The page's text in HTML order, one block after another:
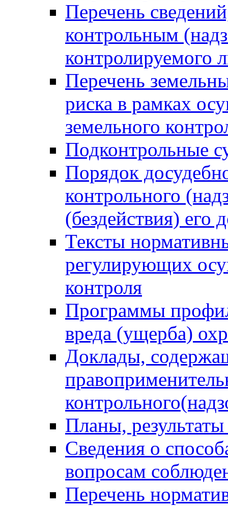
Перечень
контрольным
контролируемого
Перечень
риска в рамках
земельного
Подконтрольные
Порядок
контрольного
(бездействия)
Тексты
регулирующих
контроля
Программы
вреда (ущерба)
Доклады,
Планы,
Сведения о
вопросам
Перечень